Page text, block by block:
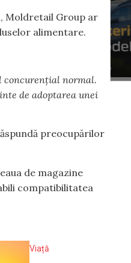
Moldretail Group ar
alimentare.
concurențial normal.
de adoptarea unei
preocupărilor
de magazine
compatibilitatea
Viață